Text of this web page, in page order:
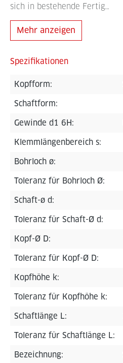
sich in bestehende Fertig…
Mehr anzeigen
Spezifikationen
Kopfform:
Schaftform:
Gewinde d1 6H:
Klemmlängenbereich s:
Bohrloch ø:
Toleranz für Bohrloch Ø:
Schaft-ø d:
Toleranz für Schaft-Ø d:
Kopf-Ø D:
Toleranz für Kopf-Ø D:
Kopfhöhe k:
Toleranz für Kopfhöhe k:
Schaftlänge L:
Toleranz für Schaftlänge L:
Bezeichnung: